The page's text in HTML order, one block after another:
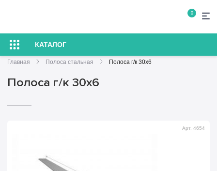
0
КАТАЛОГ
Главная Полоса стальная Полоса г/к 30х6
Полоса г/к 30х6
Арт. 4654